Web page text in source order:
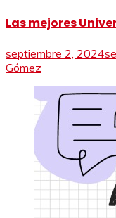
Las mejores
septiembre 2, 2024
Gómez